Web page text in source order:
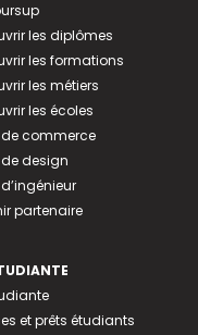
les diplômes
les formations
les métiers
les écoles
de commerce
de design
partenaire
et prêts étudiants